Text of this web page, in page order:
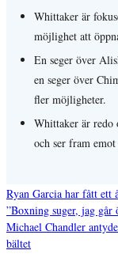
Whittaker är
möjlighet att
En seger över
en seger över
fler möjligheter.
Whittaker är redo
och ser fram emot
Ryan Garcia har fått ett
”Boxning suger, jag
Michael Chandler
bältet